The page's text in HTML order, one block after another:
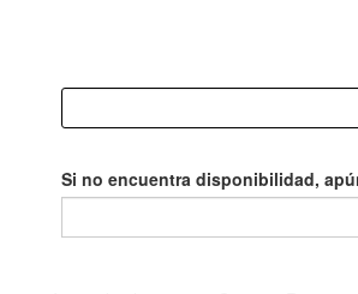
Si no encuentra disponibilidad,